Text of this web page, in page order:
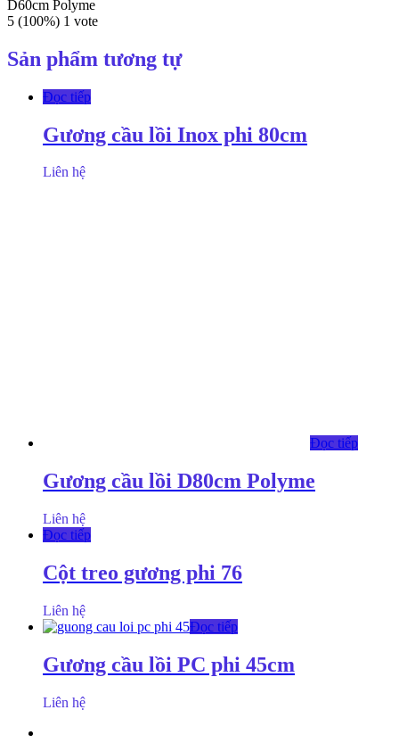
D60cm Polyme
5 (100%) 1 vote
Sản phẩm tương tự
Đọc tiếp
Gương cầu lồi Inox phi 80cm
Liên hệ
Đọc tiếp
Gương cầu lồi D80cm Polyme
Liên hệ
Đọc tiếp
Cột treo gương phi 76
Liên hệ
Đọc tiếp
Gương cầu lồi PC phi 45cm
Liên hệ